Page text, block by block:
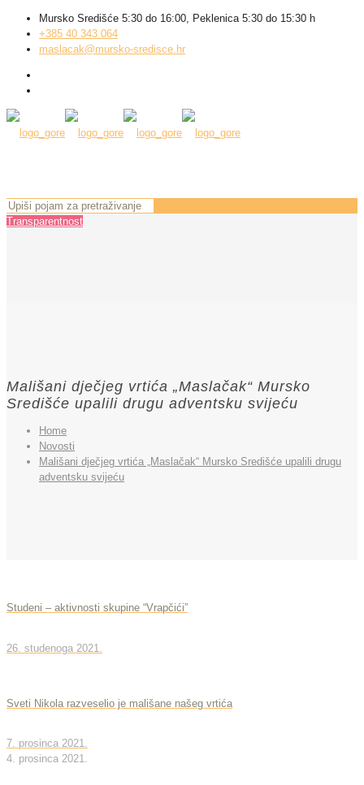
Mursko Središće 5:30 do 16:00, Peklenica 5:30 do 15:30 h
+385 40 343 064
maslacak@mursko-sredisce.hr
Transparentnost
Mališani dječjeg vrtića „Maslačak“ Mursko
Središće upalili drugu adventsku svijeću
Home
Novosti
Mališani dječjeg vrtića „Maslačak“ Mursko Središće upalili drugu
adventsku svijeću
Studeni – aktivnosti skupine “Vrapčići”
26. studenoga 2021.
Sveti Nikola razveselio je mališane našeg vrtića
7. prosinca 2021.
4. prosinca 2021.